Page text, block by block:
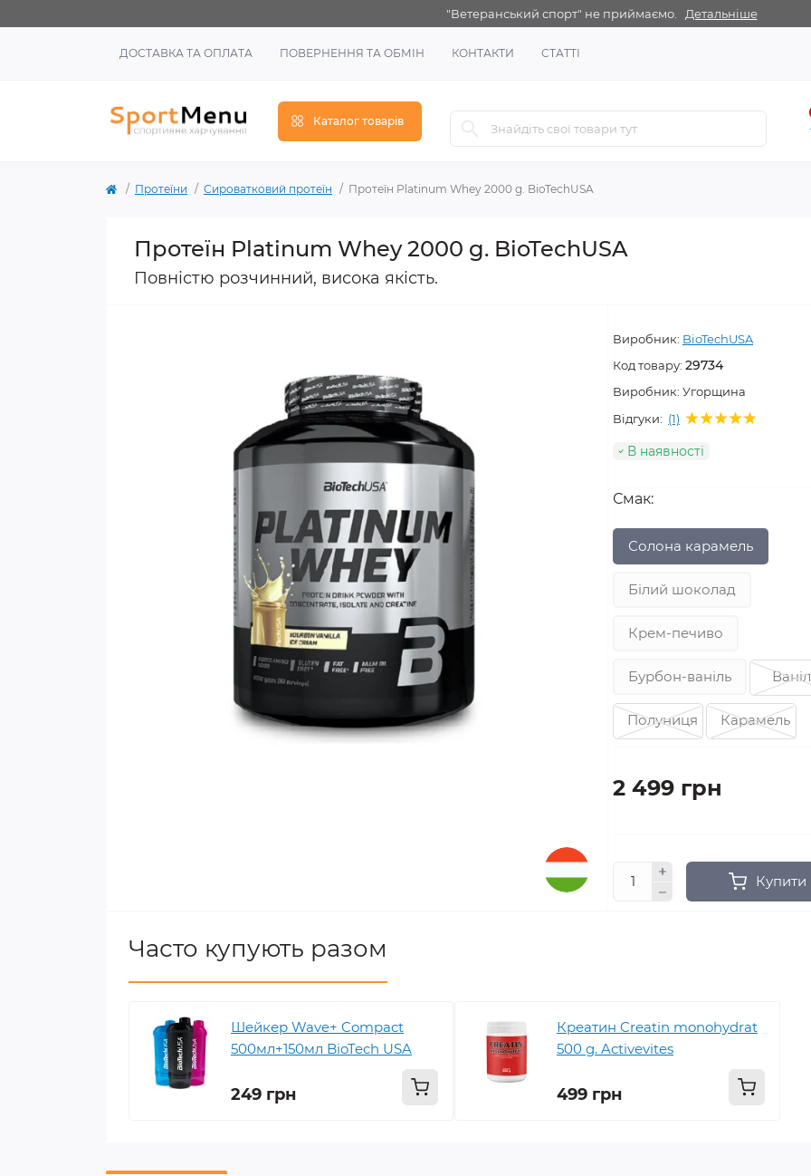
"Ветеранський спорт" не приймаємо. Детальніше
ДОСТАВКА ТА ОПЛАТА ПОВЕРНЕННЯ ТА ОБМІН КОНТАКТИ СТАТТІ
Каталог товарів
Протеїни Сироватковий протеїн Протеїн Platinum Whey 2000 g. BioTechUSA
Протеїн Platinum Whey 2000 g. BioTechUSA
Повністю розчинний, висока якість.
Виробник: BioTechUSA
Код товару: 29734
Виробник: Угорщина
Відгуки: (1)
В наявності
Смак:
Солона карамель
Білий шоколад
Крем-печиво
Бурбон-ваніль
Полуниця Карамель
2 499 грн
Купити
Часто купують разом
Шейкер Wave+ Compact
500мл+150мл BioTech USA
249 грн
Креатин Creatin monohydrat
500 g. Activevites
499 грн